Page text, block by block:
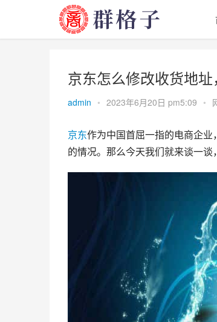
京东怎么修改收货地
admin • 2023年6月20日 pm5:09 •
京东作为中国首屈一指的电商企
的情况。那么今天我们就来谈一